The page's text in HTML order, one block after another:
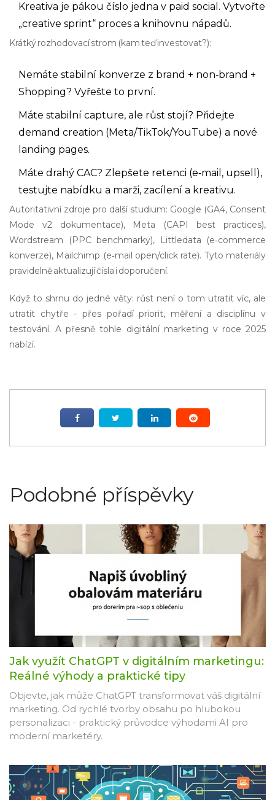
Kreativa je pákou číslo jedna v paid social. Vytvořte
„creative sprint“ proces a knihovnu nápadů.
Krátký rozhodovací strom (kam teď investovat?):
Nemáte stabilní konverze z brand + non‑brand +
Shopping? Vyřešte to první.
Máte stabilní capture, ale růst stojí? Přidejte
demand creation (Meta/TikTok/YouTube) a nové
landing pages.
Máte drahý CAC? Zlepšete retenci (e‑mail, upsell),
testujte nabídku a marži, zacílení a kreativu.
Autoritativní zdroje pro další studium: Google (GA4, Consent
Mode v2 dokumentace), Meta (CAPI best practices),
Wordstream (PPC benchmarky), Littledata (e‑commerce
konverze), Mailchimp (e‑mail open/click rate). Tyto materiály
pravidelně aktualizují čísla i doporučení.
Když to shrnu do jedné věty: růst není o tom utratit víc, ale
utratit chytře - přes pořadí priorit, měření a disciplínu v
testování. A přesně tohle digitální marketing v roce 2025
nabízí.
Podobné příspěvky
Jak využít ChatGPT v digitálním marketingu:
Reálné výhody a praktické tipy
Objevte, jak může ChatGPT transformovat váš digitální
marketing. Od rychlé tvorby obsahu po hlubokou
personalizaci - praktický průvodce výhodami AI pro
moderní marketéry.